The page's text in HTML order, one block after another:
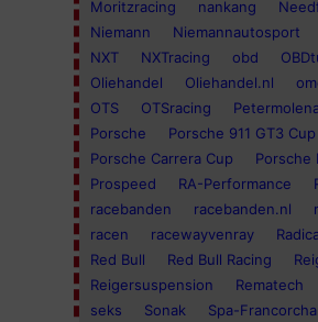
Moritzracing nankang
Niemann
Niemannautosport
NXT
NXTracing obd
Oliehandel
Oliehandel.nl
OTS
OTSracing
Porsche
Porsche 911 GT3 Cup
Porsche Carrera Cup
Porsche
Prospeed
RA-Performance
racebanden
racebanden.nl
racen
racewayvenray
Red Bull
Red Bull Racing
Reigersuspension
Rematech
seks
Sonak
Spa-